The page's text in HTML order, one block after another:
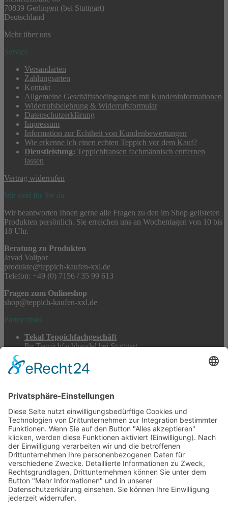
70839 Gerlingen (bei Stuttgart)
Deutschland
Mehr über uns
Service
Versandarten
Zahlungsarten
Kontakt
Allgemeine Geschäftsbedingungen mit Kundeninformationen
Widerrufsbelehrung & Widerrufsformular
Datenschutzerklärung
Impressum
Information zur Echtheit von Kundenbewertungen
Wie erkenne ich einen echten Teppich vor dem Kauf?
Dienstleistung: Teppichfransen fachmännisch entfernen
lassen
Vertrag widerrufen
Wir sind für Sie da
Wir beantworten Ihnen gerne alle Fragen zu den im Shop gelisteten
Produkten persönlich. Sie erreichen uns an Wochentagen von 10 bis
18 Uhr.
Beratung zu Produkten
Javad Valipor
produkte@teppich-kaufen-xxl.de
Telefon: +49 (0) 7156 / 35 99 613
Fragen zum Onlineshop
shop@teppich-kaufen-xxl.de
Partnerlinks
Tekal Teppichfachgeschäft
Ihr Teppichfachhandel bei Stuttgart
Teppichwäsche & -reparatur
Stadtmühle Waldenbuch
Feuerwerk XXL
Pyrotechnik online bestellen
© 2017-2026 · Tekal – Textile Lebensqualität| Einzelstücke mit
Charakter – Exklusive moderne Teppiche und handverlesene
Orientteppiche
Alle Preise inkl. der gesetzlichen MwSt. · Die durchgestrichenen Preise
entsprechen, sofern nicht anders angegeben, den bisherigen Preisen in
unserem Shop.
Cookie-Einstellungen